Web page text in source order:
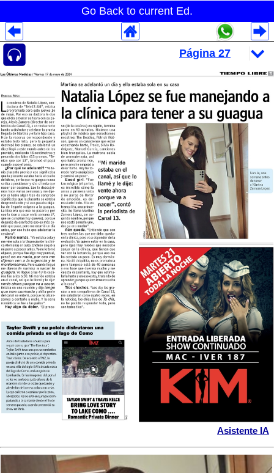
Go Back to current Ed.
Asistente IA
Despliegues Analytics
Despliegues Totales
Despliegues por Rubros